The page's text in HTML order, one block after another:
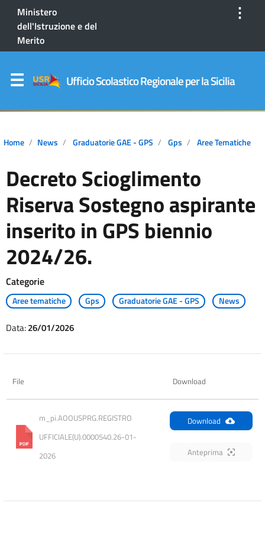
Ministero
dell'Istruzione e del
Merito
⋮
Ufficio Scolastico Regionale per la Sicilia
Home News Graduatorie GAE - GPS Gps Aree Tematiche
Decreto Scioglimento
Riserva Sostegno aspirante
inserito in GPS biennio
2024/26.
Categorie
Aree tematiche Gps Graduatorie GAE - GPS News
Data:26/01/2026
File Download
m_pi.AOOUSPRG.REGISTRO
UFFICIALE(U).0000540.26-01-
2026
Download
Anteprima